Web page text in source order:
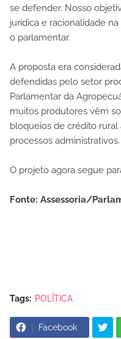
se defender. Nosso
jurídica e racionalidade
o parlamentar.
A proposta era
defendidas pelo setor
Parlamentar da
muitos produtores vêm
bloqueios de crédito
processos administrativos.
O projeto agora segue
Fonte: Assessoria/
Tags: POLÍTICA
Facebook